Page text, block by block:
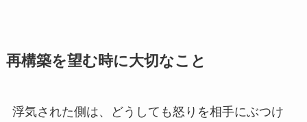
再構築を望む時に大切なこと
浮気された側は、どうしても怒りを相手にぶつけ